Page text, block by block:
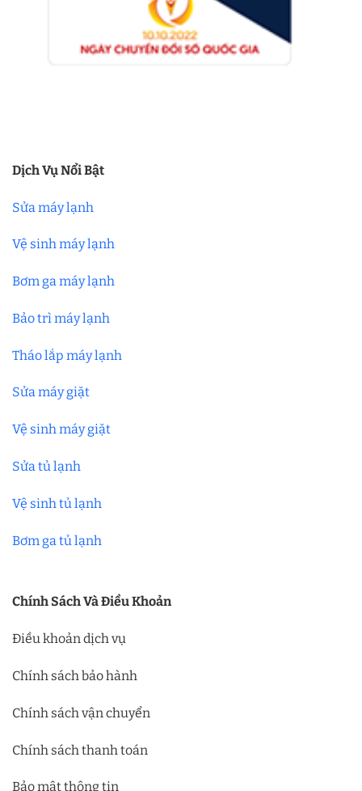
Dịch Vụ Nổi Bật
Sửa máy lạnh
Vệ sinh máy lạnh
Bơm ga máy lạnh
Bảo trì máy lạnh
Tháo lắp máy lạnh
Sửa máy giặt
Vệ sinh máy giặt
Sửa tủ lạnh
Vệ sinh tủ lạnh
Bơm ga tủ lạnh
Chính Sách Và Điều Khoản
Điều khoản dịch vụ
Chính sách bảo hành
Chính sách vận chuyển
Chính sách thanh toán
Bảo mật thông tin